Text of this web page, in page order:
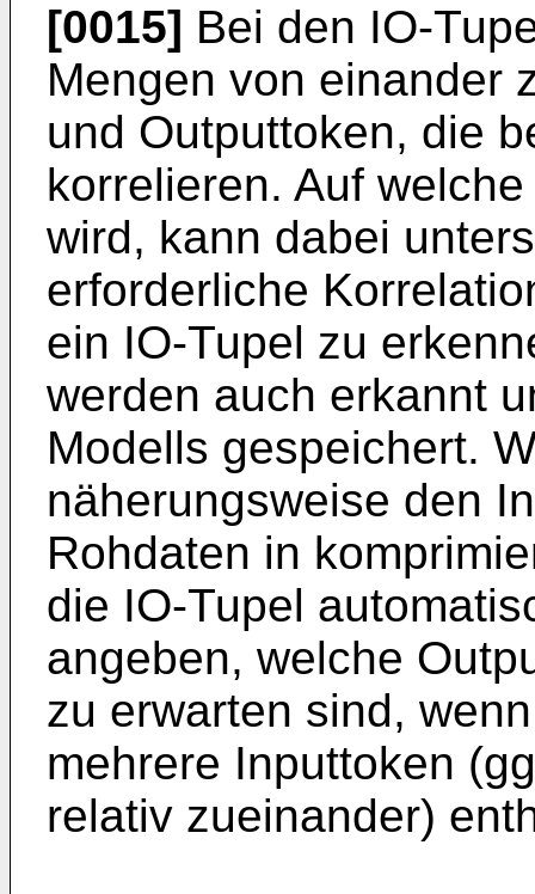
[0015] Bei den IO-
Mengen von einander
und Outputtoken, die
korrelieren. Auf
wird, kann dabei
erforderliche
ein IO-Tupel zu
werden auch erkannt
Modells gespeichert.
näherungsweise den
Rohdaten in
die IO-Tupel
angeben, welche
zu erwarten sind,
mehrere Inputtoken
relativ zueinander)